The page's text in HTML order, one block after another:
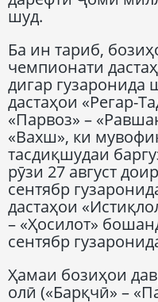
шуд.
Ба ин тариб,
чемпионати
дигар гузаронида
дастаҳои «Регар-
«Парвоз» –
«Вахш», ки
тасдиқшудаи
рӯзи 27 август
сентябр
дастаҳои
– «Ҳосилот»
сентябр
Ҳамаи бозиҳои
олӣ («Барқчӣ» –